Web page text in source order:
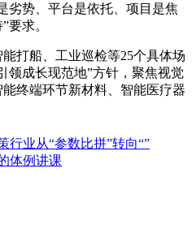
劣势、平台是依托、项目是焦
要求。
船、工业巡检等25个具体场
领成长现范地”方针，聚焦视觉
终端环节新材料、智能医疗器
行业从“参数比拼”转向“”
体例讲课